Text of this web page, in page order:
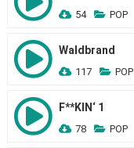
54 POP
Waldbrand
117 POP
F**KIN‘ 1
78 POP